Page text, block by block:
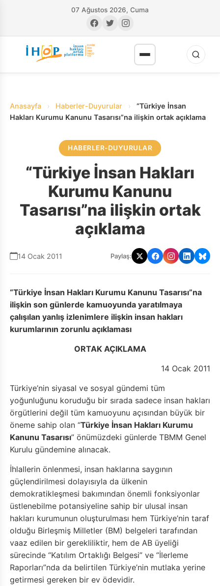
07 Ağustos 2026, Cuma
Anasayfa › Haberler-Duyurular ›
“Türkiye İnsan
Hakları Kurumu Kanunu Tasarısı”na ilişkin ortak açıklama
HABERLER-DUYURULAR
“Türkiye İnsan Hakları
Kurumu Kanunu
Tasarısı”na ilişkin ortak
açıklama
14 Ocak 2011 Paylaş:
“Türkiye İnsan Hakları Kurumu Kanunu Tasarısı”na
ilişkin son günlerde kamuoyunda yaratılmaya
çalışılan yanlış izlenimlere ilişkin insan hakları
kurumlarının zorunlu açıklaması
ORTAK AÇIKLAMA
14 Ocak 2011
Türkiye’nin siyasal ve sosyal gündemi tüm
yoğunluğunu koruduğu bir sırada sadece insan hakları
örgütlerini değil tüm kamuoyunu açısından büyük bir
öneme sahip olan “Türkiye İnsan Hakları Kurumu
Kanunu Tasarısı” önümüzdeki günlerde TBMM Genel
Kurulu gündemine alınacak.
İhlallerin önlenmesi, insan haklarına saygının
güçlendirilmesi dolayısıyla da ülkenin
demokratikleşmesi bakımından önemli fonksiyonlar
üstlenebilme potansiyeline sahip bir ulusal insan
hakları kurumunun oluşturulması hem Türkiye’nin taraf
olduğu Birleşmiş Milletler (BM) belgeleri tarafından
vaaz edilen bir gerekliliktir, hem de AB üyeliği
sürecinde “Katılım Ortaklığı Belgesi” ve “İlerleme
Raporları”nda da belirtilen Türkiye’nin mutlaka yerine
getirmesi gereken bir ev ödevidir.